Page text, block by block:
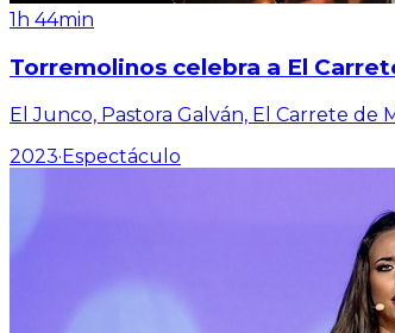
1h 44min
Torremolinos celebra a El
El Junco, Pastora Galván, El Carrete de
2023·Espectáculo